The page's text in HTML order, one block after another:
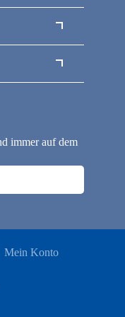
immer auf dem
Mein Konto